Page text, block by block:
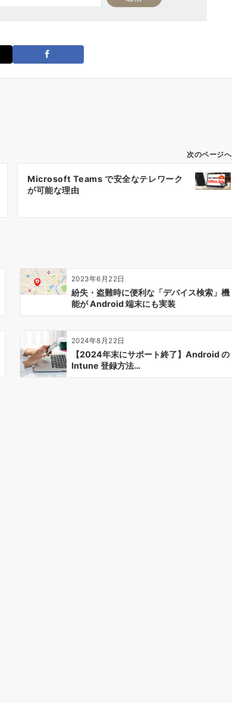
次のページへ
Microsoft Teams で安全なテレワーク
が可能な理由
2023年6月22日
紛失・盗難時に便利な「デバイス検索」機
能が Android 端末にも実装
2024年8月22日
【2024年末にサポート終了】Android の
Intune 登録方法…